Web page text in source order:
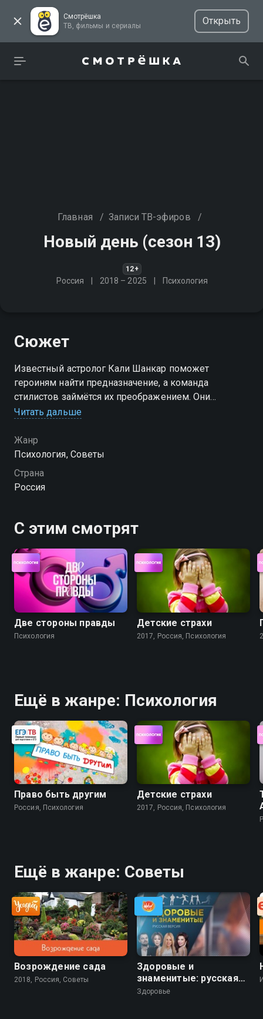
Смотрёшка
ТВ, фильмы и сериалы
Открыть
Главная / Записи ТВ-эфиров /
Новый день (сезон 13)
12+
Россия 2018 – 2025 Психология
Сюжет
Известный астролог Кали Шанкар поможет
героиням найти предназначение, а команда
стилистов займётся их преображением. Они
проживут день согласно своему предназначению и
Посмотреть онлайн 13 сезон сериала Новый день
вы можете совершенно бесплатно в хорошем HD
качестве на Смотрёшке
Читать дальше
Жанр
Психология, Советы
Страна
Россия
С этим смотрят
Две стороны правды
Психология
Детские страхи
2017, Россия, Психология
Ещё в жанре: Психология
Право быть другим
Россия, Психология
Детские страхи
2017, Россия, Психология
Ещё в жанре: Советы
Возрождение сада
2018, Россия, Советы
Здоровые и
знаменитые: русская
версия
Здоровье